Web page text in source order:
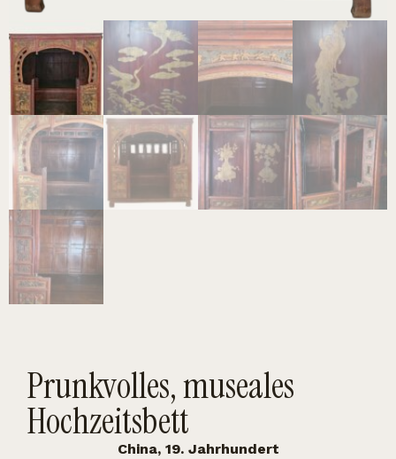
Prunkvolles, museales
Hochzeitsbett
China, 19. Jahrhundert